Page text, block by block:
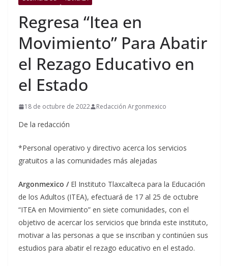
Regresa “Itea en
Movimiento” Para Abatir
el Rezago Educativo en
el Estado
18 de octubre de 2022 Redacción Argonmexico
De la redacción
*Personal operativo y directivo acerca los servicios
gratuitos a las comunidades más alejadas
Argonmexico / El Instituto Tlaxcalteca para la Educación
de los Adultos (ITEA), efectuará de 17 al 25 de octubre
“ITEA en Movimiento” en siete comunidades, con el
objetivo de acercar los servicios que brinda este instituto,
motivar a las personas a que se inscriban y continúen sus
estudios para abatir el rezago educativo en el estado.